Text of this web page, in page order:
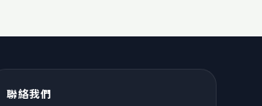
聯絡我們